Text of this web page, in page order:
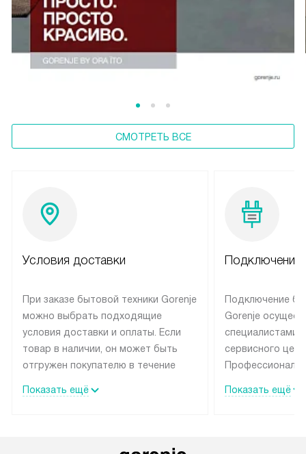
СМОТРЕТЬ ВСЕ
Условия доставки
При заказе бытовой техники Gorenje
можно выбрать подходящие
условия доставки и оплаты. Если
товар в наличии, он может быть
отгружен покупателю в течение
лейблом доставляется бесплатно
Показать ещё
Подключение
Подключение
Gorenje
специалистами
сервисного
эксплуатации
Показать ещё